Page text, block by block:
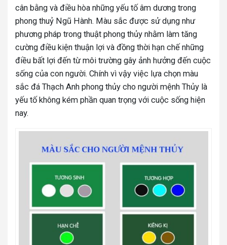
cân bằng và điều hòa những yếu tố âm dương trong
phong thuỷ Ngũ Hành. Màu sắc được sử dụng như
phương pháp trong thuật phong thủy nhằm làm tăng
cường điều kiện thuận lợi và đồng thời hạn chế những
điều bất lợi đến từ môi trường gây ảnh hưởng đến cuộc
sống của con người. Chính vì vậy việc lựa chọn màu
sắc đá Thạch Anh phong thủy cho người mệnh Thủy là
yếu tố không kém phần quan trọng với cuộc sống hiện
nay.